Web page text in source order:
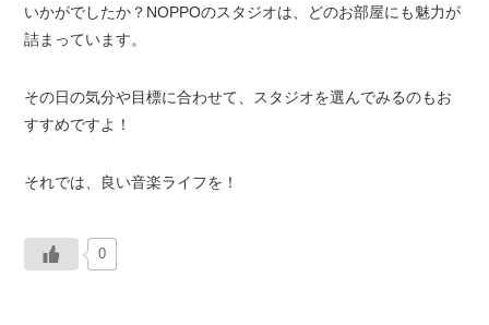
いかがでしたか？NOPPOのスタジオは、どのお部屋にも魅力が
詰まっています。
その日の気分や目標に合わせて、スタジオを選んでみるのもお
すすめですよ！
それでは、良い音楽ライフを！
0